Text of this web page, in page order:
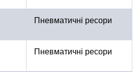
Пневматичні ресори
Пневматичні ресори